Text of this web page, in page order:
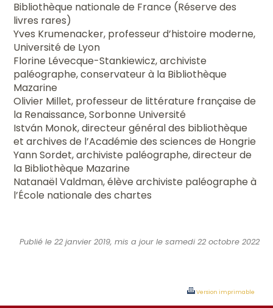
Bibliothèque nationale de France (Réserve des
livres rares)
Yves Krumenacker, professeur d’histoire moderne,
Université de Lyon
Florine Lévecque-Stankiewicz, archiviste
paléographe, conservateur à la Bibliothèque
Mazarine
Olivier Millet, professeur de littérature française de
la Renaissance, Sorbonne Université
István Monok, directeur général des bibliothèque
et archives de l’Académie des sciences de Hongrie
Yann Sordet, archiviste paléographe, directeur de
la Bibliothèque Mazarine
Natanaël Valdman, élève archiviste paléographe à
l’École nationale des chartes
Publié le 22 janvier 2019, mis a jour le samedi 22 octobre 2022
Version imprimable